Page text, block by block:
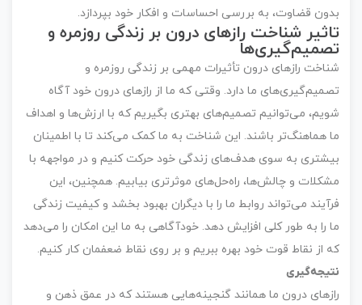
بدون قضاوت، به بررسی احساسات و افکار خود بپردازد.
تاثیر شناخت رازهای درون بر زندگی روزمره و
تصمیم‌گیری‌ها
شناخت رازهای درون تأثیرات مهمی بر زندگی روزمره و
تصمیم‌گیری‌های ما دارد. وقتی که ما از رازهای درون خود آگاه
شویم، می‌توانیم تصمیم‌های بهتری بگیریم که با ارزش‌ها و اهداف
ما هماهنگ‌تر باشند. این شناخت به ما کمک می‌کند تا با اطمینان
بیشتری به سوی هدف‌های زندگی خود حرکت کنیم و در مواجهه با
مشکلات و چالش‌ها، راه‌حل‌های موثرتری بیابیم. همچنین، این
فرآیند می‌تواند روابط ما را با دیگران بهبود بخشد و کیفیت زندگی
ما را به طور کلی افزایش دهد. خودآگاهی به ما این امکان را می‌دهد
که از نقاط قوت خود بهره ببریم و بر روی نقاط ضعفمان کار کنیم.
نتیجه‌گیری
رازهای درون ما همانند گنجینه‌هایی هستند که در عمق ذهن و